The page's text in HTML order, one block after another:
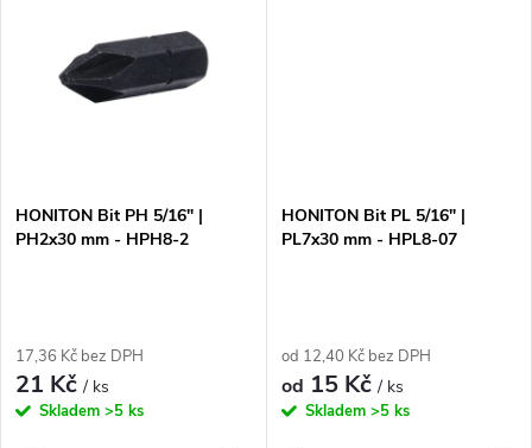
HONITON Bit PH 5/16" |
PH2x30 mm - HPH8-2
17,36 Kč bez DPH
21 Kč/ ks
Skladem >5 ks
HONITON Bit PL 5/16" |
PL7x30 mm - HPL8-07
od 12,40 Kč bez DPH
od 15 Kč/ ks
Skladem >5 ks